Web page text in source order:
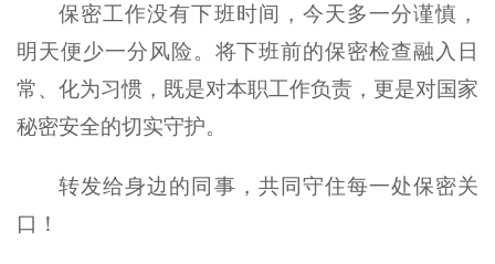
保密工作没有下班时间，今天多一分谨慎，
明天便少一分风险。将下班前的保密检查融入日
常、化为习惯，既是对本职工作负责，更是对国家
秘密安全的切实守护。
转发给身边的同事，共同守住每一处保密关
口！